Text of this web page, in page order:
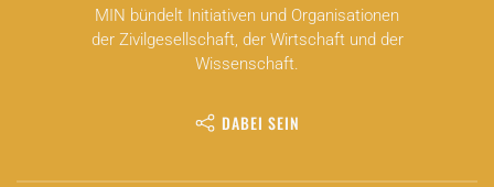
MIN bündelt Initiativen und Organisationen
der Zivilgesellschaft, der Wirtschaft und der
Wissenschaft.
DABEI SEIN